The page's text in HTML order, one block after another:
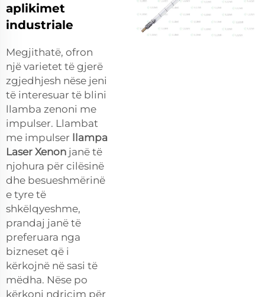
aplikimet
industriale
Megjithatë, ofron
një varietet të gjerë
zgjedhjesh nëse jeni
të interesuar të blini
llamba zenoni me
impulser. Llambat
me impulser llampa
Laser Xenon janë të
njohura për cilësinë
dhe besueshmërinë
e tyre të
shkëlqyeshme,
prandaj janë të
preferuara nga
bizneset që i
kërkojnë në sasi të
mëdha. Nëse po
kërkoni ndricim për